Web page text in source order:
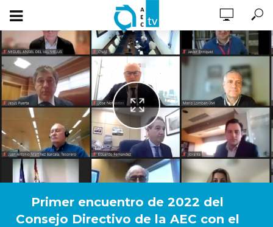
Primer encuentro de 2022 del
Consejo Directivo de la AEC con el